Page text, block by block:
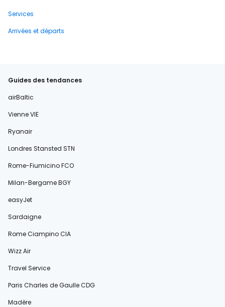
Services
Arrivées et départs
Guides des tendances
airBaltic
Vienne VIE
Ryanair
Londres Stansted STN
Rome-Fiumicino FCO
Milan-Bergame BGY
easyJet
Sardaigne
Rome Ciampino CIA
Wizz Air
Travel Service
Paris Charles de Gaulle CDG
Madère